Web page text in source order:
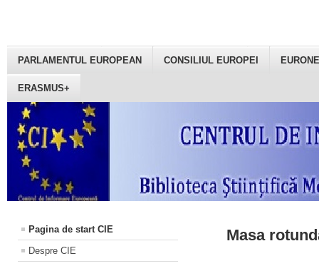
PARLAMENTUL EUROPEAN CONSILIUL EUROPEI
ERASMUS+
Pagina de start CIE
Despre CIE
Masa